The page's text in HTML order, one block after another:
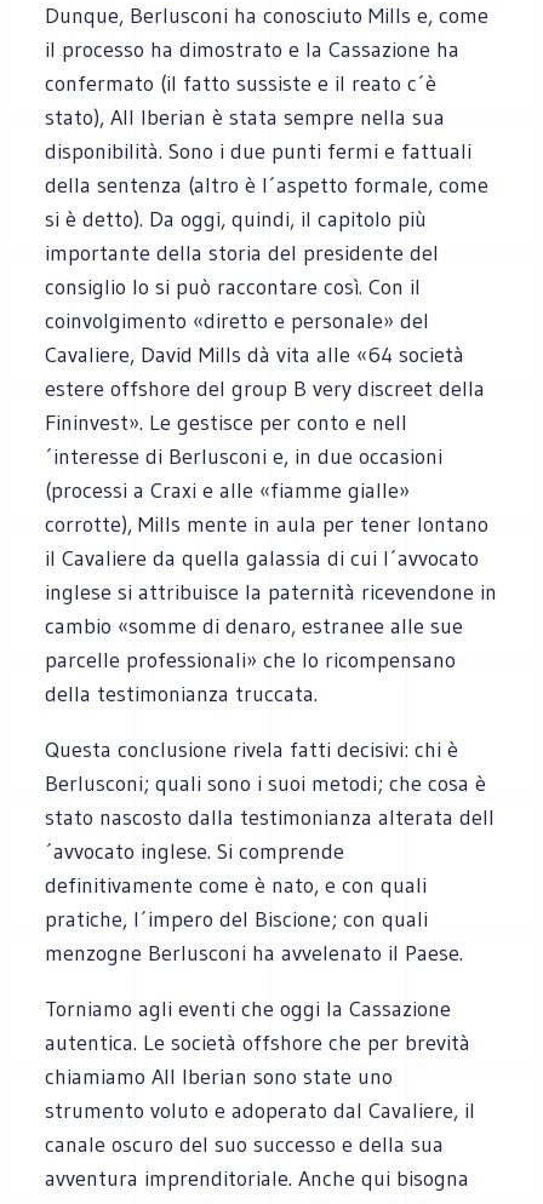
Dunque, Berlusconi ha conosciuto Mills e, come
il processo ha dimostrato e la Cassazione ha
confermato (il fatto sussiste e il reato c´è
stato), All Iberian è stata sempre nella sua
disponibilità. Sono i due punti fermi e fattuali
della sentenza (altro è l´aspetto formale, come
si è detto). Da oggi, quindi, il capitolo più
importante della storia del presidente del
consiglio lo si può raccontare così. Con il
coinvolgimento «diretto e personale» del
Cavaliere, David Mills dà vita alle «64 società
estere offshore del group B very discreet della
Fininvest». Le gestisce per conto e nell
´interesse di Berlusconi e, in due occasioni
(processi a Craxi e alle «fiamme gialle»
corrotte), Mills mente in aula per tener lontano
il Cavaliere da quella galassia di cui l´avvocato
inglese si attribuisce la paternità ricevendone in
cambio «somme di denaro, estranee alle sue
parcelle professionali» che lo ricompensano
della testimonianza truccata.
Questa conclusione rivela fatti decisivi: chi è
Berlusconi; quali sono i suoi metodi; che cosa è
stato nascosto dalla testimonianza alterata dell
´avvocato inglese. Si comprende
definitivamente come è nato, e con quali
pratiche, l´impero del Biscione; con quali
menzogne Berlusconi ha avvelenato il Paese.
Torniamo agli eventi che oggi la Cassazione
autentica. Le società offshore che per brevità
chiamiamo All Iberian sono state uno
strumento voluto e adoperato dal Cavaliere, il
canale oscuro del suo successo e della sua
avventura imprenditoriale. Anche qui bisogna